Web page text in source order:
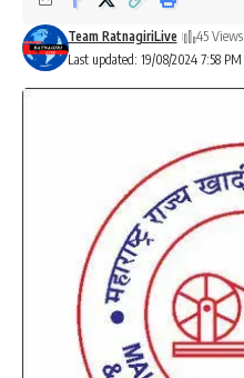
Last updated: 19/08/2024 7:58 PM
Team RatnagiriLive 45 Views